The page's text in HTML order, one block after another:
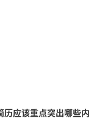
历应该重点突出哪些内